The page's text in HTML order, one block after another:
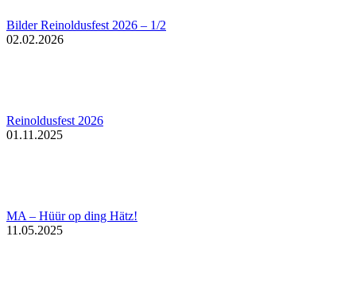
Bilder Reinoldusfest 2026 – 1/2
02.02.2026
Reinoldusfest 2026
01.11.2025
MA – Hüür op ding Hätz!
11.05.2025